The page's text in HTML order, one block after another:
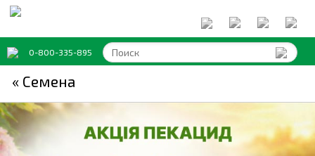
0-800-335-895
« Семена